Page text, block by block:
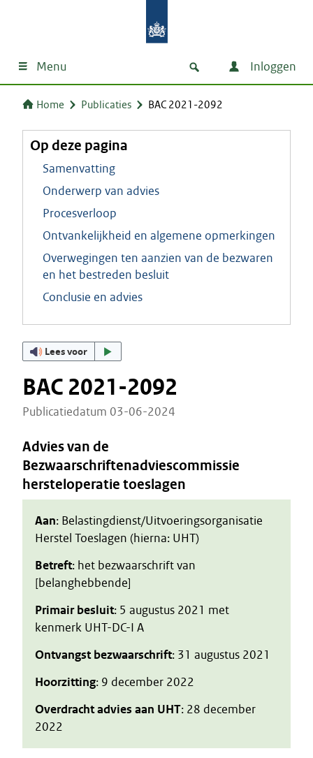
Menu Inloggen
Home Publicaties BAC 2021-2092
Op deze pagina
Samenvatting
Onderwerp van advies
Procesverloop
Ontvankelijkheid en algemene opmerkingen
Overwegingen ten aanzien van de bezwaren
en het bestreden besluit
Conclusie en advies
Lees voor
BAC 2021-2092
Publicatiedatum 03-06-2024
Advies van de
Bezwaarschriftenadviescommissie
hersteloperatie toeslagen
Aan: Belastingdienst/Uitvoeringsorganisatie
Herstel Toeslagen (hierna: UHT)
Betreft: het bezwaarschrift van
[belanghebbende]
Primair besluit: 5 augustus 2021 met
kenmerk UHT-DC-I A
Ontvangst bezwaarschrift: 31 augustus 2021
Hoorzitting: 9 december 2022
Overdracht advies aan UHT: 28 december
2022